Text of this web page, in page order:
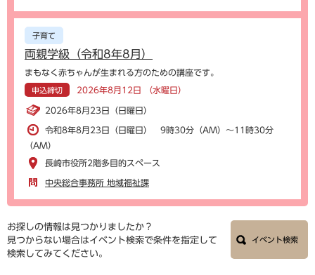
子育て
両親学級（令和8年8月）
まもなく赤ちゃんが生まれる方のための講座です。
申込締切 2026年8月12日 （水曜日）
2026年8月23日（日曜日）
令和8年8月23日（日曜日） 9時30分（AM）～11時30分
（AM）
長崎市役所2階多目的スペース
中央総合事務所 地域福祉課
お探しの情報は見つかりましたか？
見つからない場合はイベント検索で条件を指定して
検索してみてください。
イベント検索